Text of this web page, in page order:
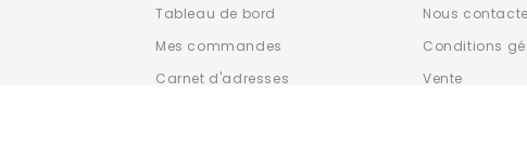
Tableau de bord
Mes commandes
Carnet d'adresses
Nous
Conditions
Vente